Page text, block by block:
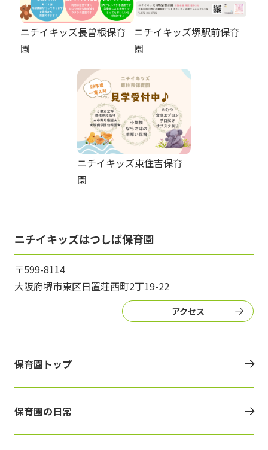
ニチイキッズ長曽根保育
園
ニチイキッズ堺駅前保育
園
ニチイキッズ東住吉保育
園
ニチイキッズはつしば保育園
〒599-8114
大阪府堺市東区日置荘西町2丁19-22
アクセス
保育園トップ
保育園の日常